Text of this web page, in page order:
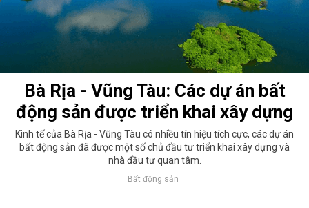
Bà Rịa - Vũng Tàu: Các dự án bất
động sản được triển khai xây dựng
Kinh tế của Bà Rịa - Vũng Tàu có nhiều tín hiệu tích cực, các dự án
bất động sản đã được một số chủ đầu tư triển khai xây dựng và
nhà đầu tư quan tâm.
Bất động sản